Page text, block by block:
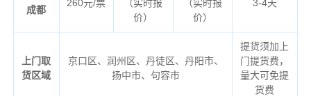
成都
260元/票
（实时报
价）
（实时报
价）
3-4天
上门取
货区域
京口区、润州区、丹徒区、丹阳市、
扬中市、句容市
提货须加上
门提货费，
量大可免提
货费